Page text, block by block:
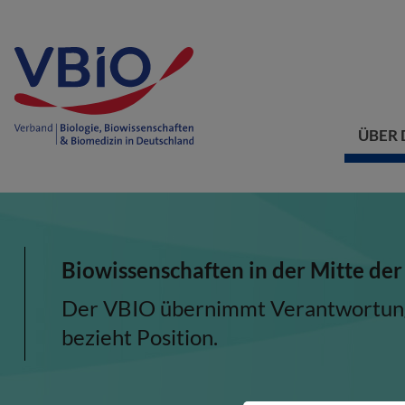
ÜBER
Biowissenschaften in der Mitte
Der VBIO übernimmt
bezieht Position.